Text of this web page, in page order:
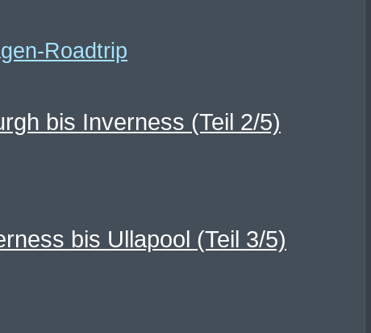
bis Inverness (Teil 2/5)
bis Ullapool (Teil 3/5)